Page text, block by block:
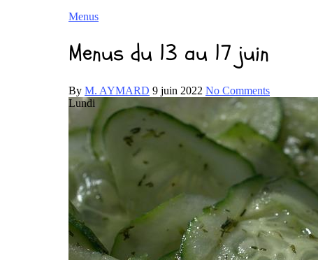
Menus
Menus du 13 au 17 juin
By M. AYMARD 9 juin 2022 No Comments
Lundi